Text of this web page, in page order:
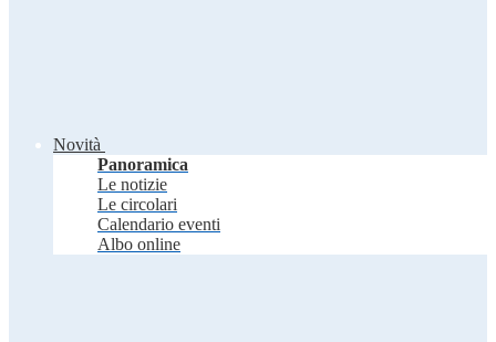
Novità
Panoramica
Le notizie
Le circolari
Calendario eventi
Albo online